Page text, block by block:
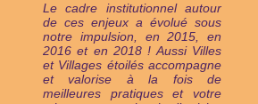
Le cadre institutionnel autour
de ces enjeux a évolué sous
notre impulsion, en 2015, en
2016 et en 2018 ! Aussi Villes
et Villages étoilés accompagne
et valorise à la fois de
meilleures pratiques et votre